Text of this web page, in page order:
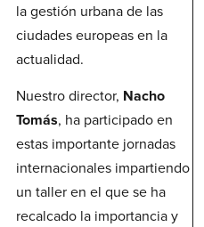
la gestión urbana de las
ciudades europeas en la
actualidad.
Nuestro director, Nacho
Tomás, ha participado en
estas importante jornadas
internacionales impartiendo
un taller en el que se ha
recalcado la importancia y